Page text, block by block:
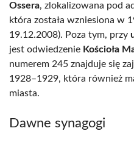
Ossera, zlokalizowana pod
która została wzniesiona w
19.12.2008). Poza tym, przy
jest odwiedzenie Kościoła
numerem 245 znajduje się
1928–1929, która również
miasta.
Dawne synagogi